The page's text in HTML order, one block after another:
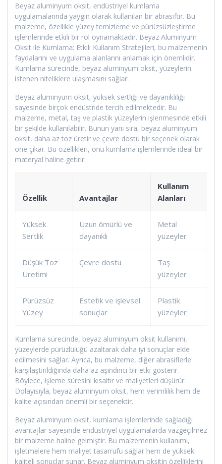
Beyaz aluminyum oksit, endüstriyel kumlama
uygulamalarında yaygın olarak kullanılan bir abrasiftir. Bu
malzeme, özellikle yüzey temizleme ve pürüzsüzleştirme
işlemlerinde etkili bir rol oynamaktadır. Beyaz Aluminyum
Oksit ile Kumlama: Etkili Kullanım Stratejileri, bu malzemenin
faydalarını ve uygulama alanlarını anlamak için önemlidir.
Kumlama sürecinde, beyaz aluminyum oksit, yüzeylerin
istenen niteliklere ulaşmasını sağlar.
Beyaz aluminyum oksit, yüksek sertliği ve dayanıklılığı
sayesinde birçok endüstride tercih edilmektedir. Bu
malzeme, metal, taş ve plastik yüzeylerin işlenmesinde etkili
bir şekilde kullanılabilir. Bunun yanı sıra, beyaz aluminyum
oksit, daha az toz üretir ve çevre dostu bir seçenek olarak
öne çıkar. Bu özellikleri, onu kumlama işlemlerinde ideal bir
materyal haline getirir.
Özellik Avantajlar
Kullanım
Alanları
Yüksek
Sertlik
Uzun ömürlü ve
dayanıklı
Metal
yüzeyler
Düşük Toz
Üretimi
Çevre dostu
Taş
yüzeyler
Pürüzsüz
Yüzey
Estetik ve işlevsel
sonuçlar
Plastik
yüzeyler
Kumlama sürecinde, beyaz aluminyum oksit kullanımı,
yüzeylerde pürüzlülüğü azaltarak daha iyi sonuçlar elde
edilmesini sağlar. Ayrıca, bu malzeme, diğer abrasiflerle
karşılaştırıldığında daha az aşındırıcı bir etki gösterir.
Böylece, işleme süresini kısaltır ve maliyetleri düşürür.
Dolayısıyla, beyaz aluminyum oksit, hem verimlilik hem de
kalite açısından önemli bir seçenektir.
Beyaz aluminyum oksit, kumlama işlemlerinde sağladığı
avantajlar sayesinde endüstriyel uygulamalarda vazgeçilmez
bir malzeme haline gelmiştir. Bu malzemenin kullanımı,
işletmelere hem maliyet tasarrufu sağlar hem de yüksek
kaliteli sonuçlar sunar. Beyaz aluminyum oksitin özelliklerini